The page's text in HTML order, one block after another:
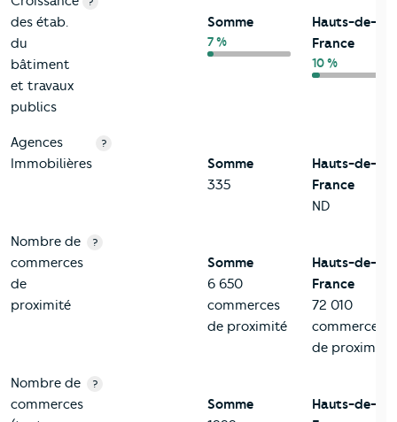
des étab.
du
bâtiment
et travaux
publics
Somme
7 %
Hauts-de-
France
10 %
Agences
Immobilières
?
Somme
335
Hauts-de-
France
ND
Nombre de
commerces
de
proximité
?
Somme
6 650
commerces
de proximité
Hauts-de-
France
72 010
commerces
de proximité
Nombre de
commerces
?
Somme
Hauts-de-